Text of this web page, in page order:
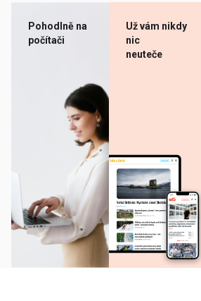
Pohodlně na
počítači
Už vám nikdy
nic
neuteče